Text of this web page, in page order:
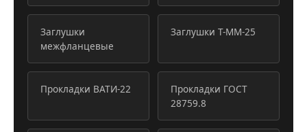
Заглушки
межфланцевые
Заглушки Т-ММ-25
Прокладки ВАТИ-22
Прокладки ГОСТ
28759.8